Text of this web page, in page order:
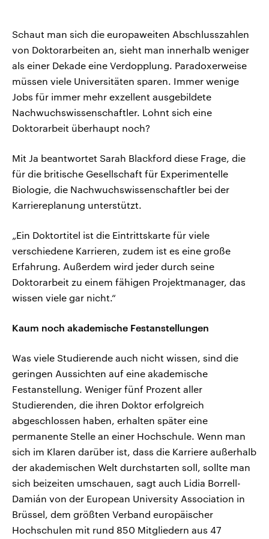
Schaut man sich die europaweiten Abschlusszahlen
von Doktorarbeiten an, sieht man innerhalb weniger
als einer Dekade eine Verdopplung. Paradoxerweise
müssen viele Universitäten sparen. Immer wenige
Jobs für immer mehr exzellent ausgebildete
Nachwuchswissenschaftler. Lohnt sich eine
Doktorarbeit überhaupt noch?
Mit Ja beantwortet Sarah Blackford diese Frage, die
für die britische Gesellschaft für Experimentelle
Biologie, die Nachwuchswissenschaftler bei der
Karriereplanung unterstützt.
„Ein Doktortitel ist die Eintrittskarte für viele
verschiedene Karrieren, zudem ist es eine große
Erfahrung. Außerdem wird jeder durch seine
Doktorarbeit zu einem fähigen Projektmanager, das
wissen viele gar nicht.“
Kaum noch akademische Festanstellungen
Was viele Studierende auch nicht wissen, sind die
geringen Aussichten auf eine akademische
Festanstellung. Weniger fünf Prozent aller
Studierenden, die ihren Doktor erfolgreich
abgeschlossen haben, erhalten später eine
permanente Stelle an einer Hochschule. Wenn man
sich im Klaren darüber ist, dass die Karriere außerhalb
der akademischen Welt durchstarten soll, sollte man
sich beizeiten umschauen, sagt auch Lidia Borrell-
Damián von der European University Association in
Brüssel, dem größten Verband europäischer
Hochschulen mit rund 850 Mitgliedern aus 47